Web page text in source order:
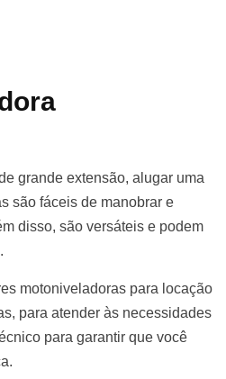
grande extensão, alugar uma
são fáceis de manobrar e
disso, são versáteis e podem
motoniveladoras para locação
para atender às necessidades
para garantir que você